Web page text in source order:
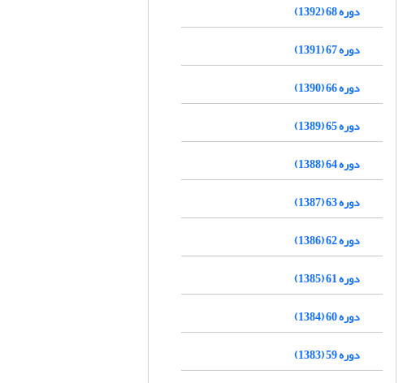
دوره 68 (1392)
دوره 67 (1391)
دوره 66 (1390)
دوره 65 (1389)
دوره 64 (1388)
دوره 63 (1387)
دوره 62 (1386)
دوره 61 (1385)
دوره 60 (1384)
دوره 59 (1383)